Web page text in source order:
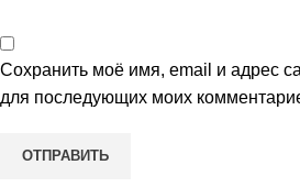
Сохранить моё имя, email и адрес
для последующих моих